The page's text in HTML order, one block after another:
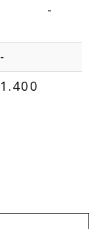
-
-
1.400